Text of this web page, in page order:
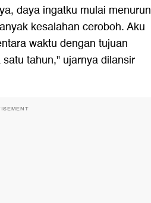
daya ingatku mulai menurun
kesalahan ceroboh. Aku
waktu dengan tujuan
tahun," ujarnya dilansir